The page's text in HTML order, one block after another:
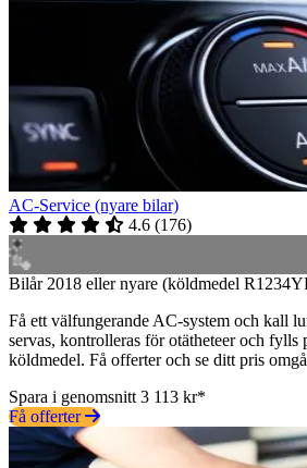
AC-Service (nyare bilar)
4.6 (176)
Bilår 2018 eller nyare (köldmedel
Få ett välfungerande AC-system och kall
servas, kontrolleras för otätheteer och fylls
köldmedel. Få offerter och se ditt pris
Spara i genomsnitt 3 113 kr*
Få offerter